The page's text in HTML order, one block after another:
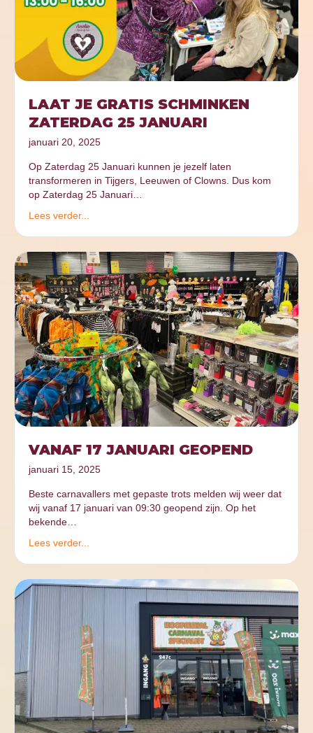
LAAT JE GRATIS SCHMINKEN
ZATERDAG 25 JANUARI
januari 20, 2025
Op Zaterdag 25 Januari kunnen je jezelf laten
transformeren in Tijgers, Leeuwen of Clowns. Dus kom
op Zaterdag 25 Januari…
Lees verder...
VANAF 17 JANUARI GEOPEND
januari 15, 2025
Beste carnavallers met gepaste trots melden wij weer dat
wij vanaf 17 januari van 09:30 geopend zijn. Op het
bekende…
Lees verder...